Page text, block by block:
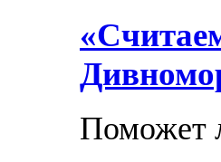
Поможет